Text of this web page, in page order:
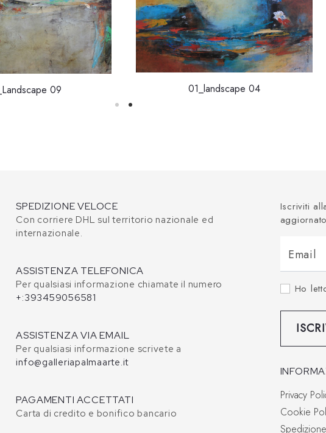
09
01_landscape 04
SPEDIZIONE VELOCE
Con corriere DHL sul territorio nazionale ed
internazionale.
ASSISTENZA TELEFONICA
Per qualsiasi informazione chiamate il numero
+:393459056581
ASSISTENZA VIA EMAIL
Per qualsiasi informazione scrivete a
info@galleriapalmaarte.it
PAGAMENTI ACCETTATI
Carta di credito e bonifico bancario
Iscriviti
Email
Ho
Privacy
Cookie